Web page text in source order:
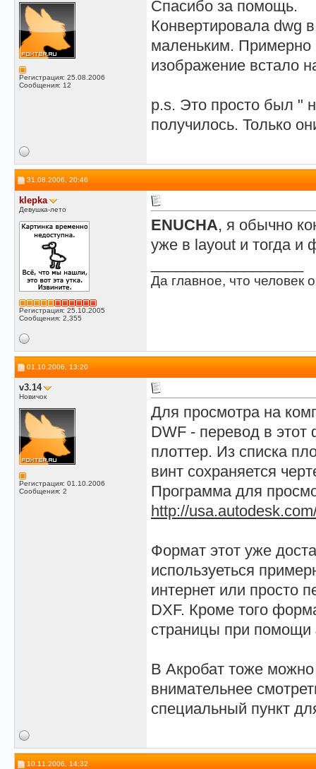
Регистрация: 25.08.2006
Сообщения: 12
Спасибо за помощь.
Конвертировала dwg
маленьким. Примерно
изображение встало
p.s. Это просто был "
получилось. Только
31.08.2006, 20:46
klepka
Девушка-лето
Регистрация: 25.10.2005
Сообщения: 2,355
ENUCHA, я обычно
уже в layout и тогда и
Да главное, что человек
01.10.2006, 13:20
v3.14
Новичок
Регистрация: 01.10.2006
Сообщения: 2
Для просмотра на
DWF - перевод в
плоттер. Из списка
винт сохраняется
Программа для
http://
Формат этот уже
используеться
интернет или просто
DXF. Кроме того
страницы при помощи
В Акробат тоже
внимательнее
специальный пункт
10.11.2006, 14:32